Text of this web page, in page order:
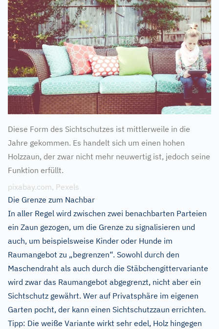
Diese Form des Sichtschutzes ist mittlerweile in die
Jahre gekommen. Es handelt sich um einen hohen
Holzzaun, der zwar nicht mehr neuwertig ist, jedoch seine
Funktion erfüllt.
pixabay.com, Pexels
Die Grenze zum Nachbar
In aller Regel wird zwischen zwei benachbarten Parteien
ein Zaun gezogen, um die Grenze zu signalisieren und
auch, um beispielsweise Kinder oder Hunde im
Raumangebot zu „begrenzen“. Sowohl durch den
Maschendraht als auch durch die Stäbchengittervariante
wird zwar das Raumangebot abgegrenzt, nicht aber ein
Sichtschutz gewährt. Wer auf Privatsphäre im eigenen
Garten pocht, der kann einen Sichtschutzzaun errichten.
Tipp: Die weiße Variante wirkt sehr edel, Holz hingegen